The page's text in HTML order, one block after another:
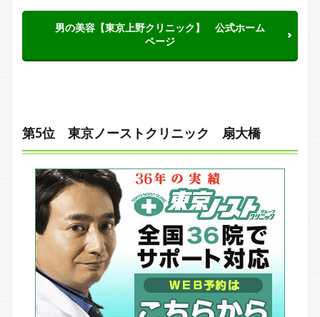
男の美容【東京上野クリニック】 公式ホーム
ページ
第5位 東京ノーストクリニック 扇大橋